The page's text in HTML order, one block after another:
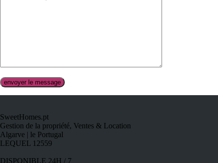
SweetHomes.pt
Gestion de la propriété, Ventes & Location
Algarve | le Portugal
LEQUEL 12559
DISPONIBLE 24H / 7